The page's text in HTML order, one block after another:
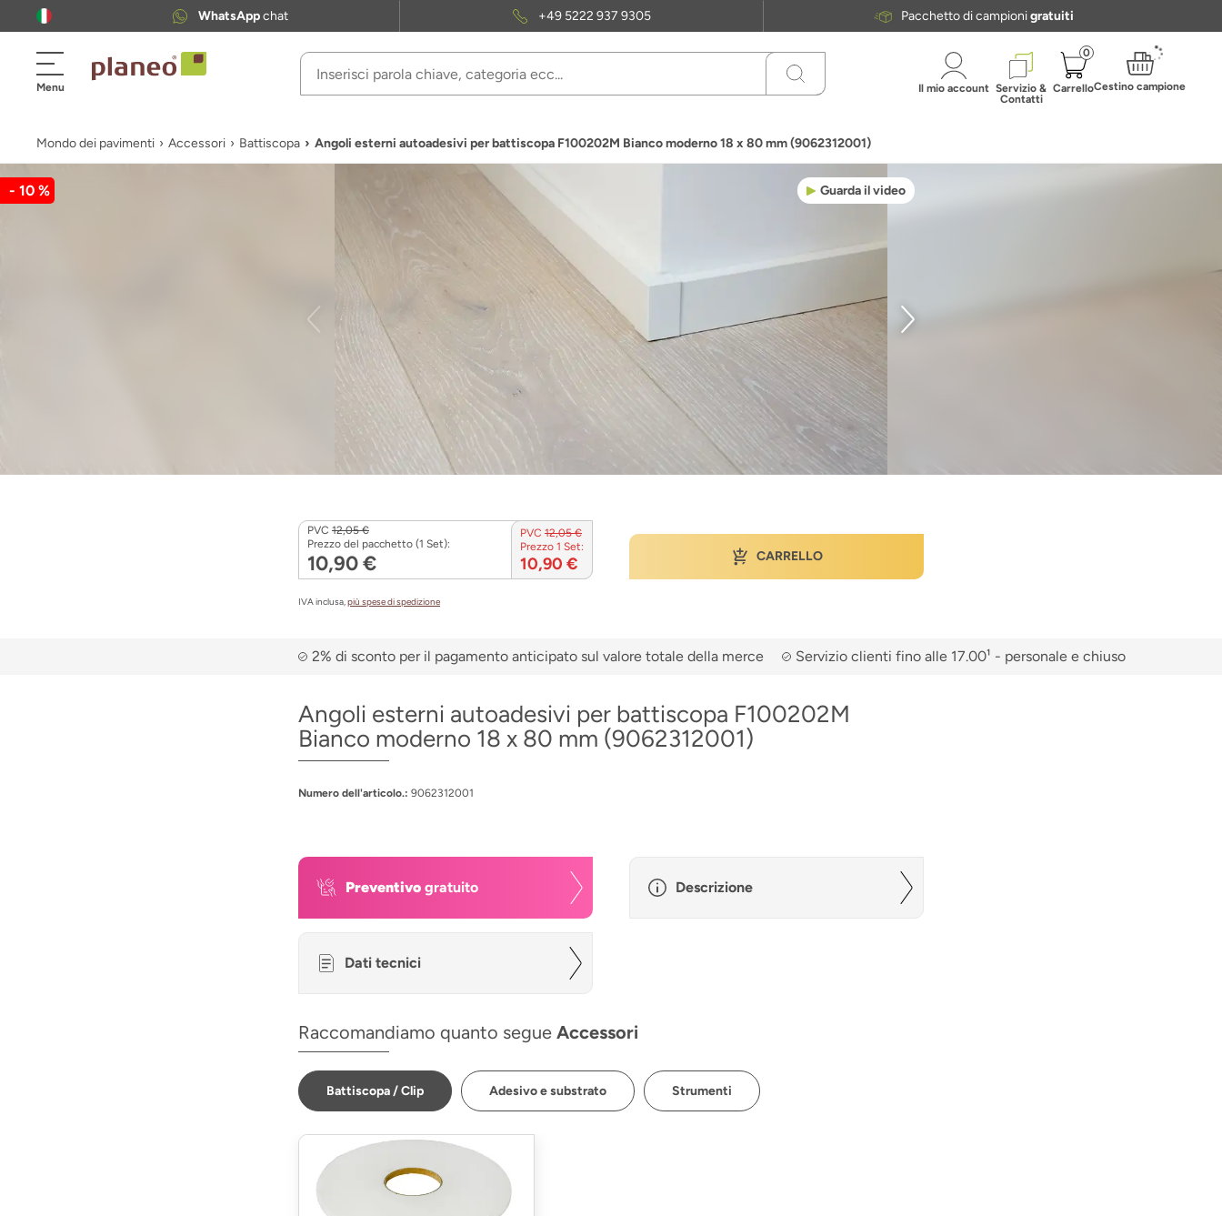
WhatsAppchat +49 5222 937 9305 Pacchetto di campionigratuiti
Menu Il mio account Servizio &
Contatti
0
CarrelloCestino campione
Mondo dei pavimenti Accessori Battiscopa Angoli esterni autoadesivi per battiscopa F100202M Bianco moderno 18 x 80 mm (9062312001)
Guarda il video
- 10 %
PVC 12,05 €
Prezzo del pacchetto (1 Set):
10,90 €
PVC 12,05 €
Prezzo 1 Set:
10,90 € CARRELLO
IVA inclusa,più spese di spedizione
2% di sconto per il pagamento anticipato sul valore totale della merce Servizio clienti fino alle 17.00¹ - personale e chiuso
Angoli esterni autoadesivi per battiscopa F100202M
Bianco moderno 18 x 80 mm (9062312001)
Numero dell'articolo.: 9062312001
Preventivo gratuito Descrizione
Dati tecnici
Raccomandiamo quanto segue Accessori
Battiscopa / Clip Adesivo e substrato Strumenti